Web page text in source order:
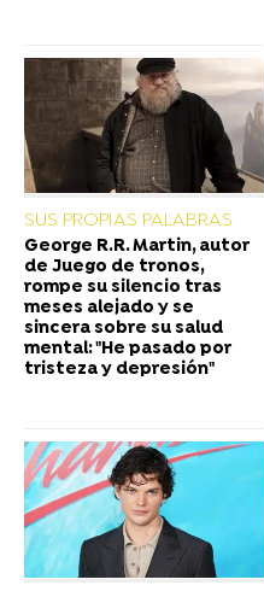
SUS PROPIAS PALABRAS
George R.R. Martin, autor
de Juego de tronos,
rompe su silencio tras
meses alejado y se
sincera sobre su salud
mental: "He pasado por
tristeza y depresión"